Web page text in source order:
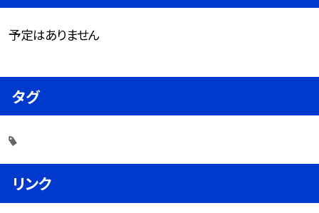
予定はありません
タグ
リンク